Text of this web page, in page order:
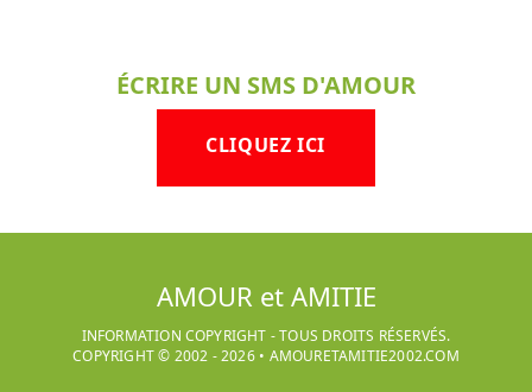
ÉCRIRE UN SMS D'AMOUR
CLIQUEZ ICI
AMOUR et AMITIE
INFORMATION COPYRIGHT - TOUS DROITS RÉSERVÉS.
COPYRIGHT © 2002 -2026• AMOURETAMITIE2002.COM